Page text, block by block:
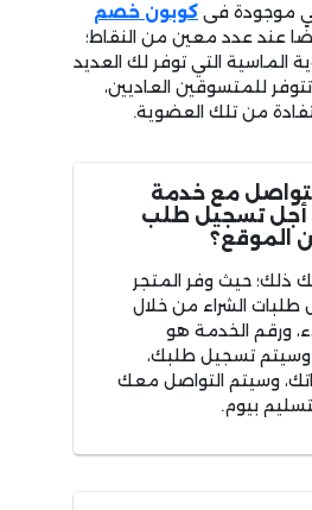
موجودة فى كوبون خصم
عند عدد معين من النقاط؛
الماسية التي توفر لك العديد
تتوفر للمتسوقين العاديين،
من تلك العضوية.
مع خدمة
أجل تسجيل طلب
الموقع؟
ذلك؛ حيث وفر المتجر
الشراء من خلال
ورقم الخدمة هو
وسيتم تسجيل طلبك،
وسيتم التواصل معك
بيوم.